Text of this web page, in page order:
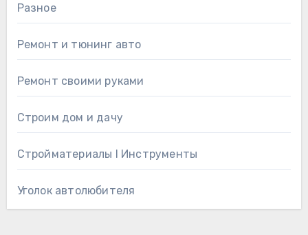
Разное
Ремонт и тюнинг авто
Ремонт своими руками
Строим дом и дачу
Стройматериалы l Инструменты
Уголок автолюбителя